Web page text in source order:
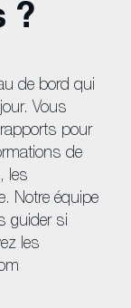
?
de bord qui
Vous
pour
de
les
Notre équipe
guider si
les